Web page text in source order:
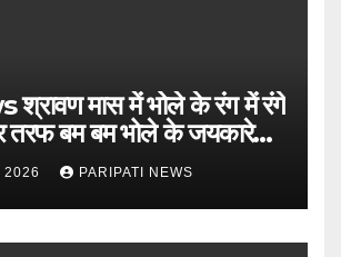
मास में भोले के रंग में रंगे
तरफ बम बम भोले के जयकारे…
2026 PARIPATI NEWS